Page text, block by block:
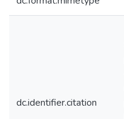
dc.identifier.citation